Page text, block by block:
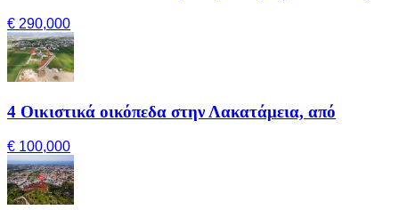
€ 290,000
4 Οικιστικά οικόπεδα στην Λακατάμεια, από
€ 100,000